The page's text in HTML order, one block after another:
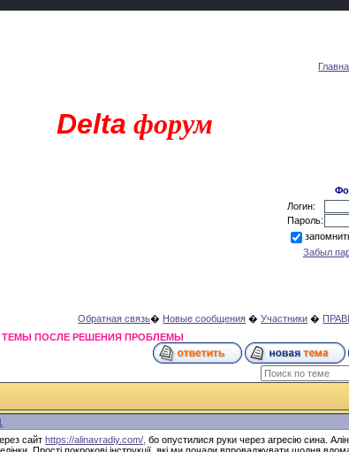
Delta форум
Логин:
Пароль:
Забыл
Обратная связь� Новые сообщения �Участники �
ПОСЛЕ РЕШЕНИЯ ПРОБЛЕМЫ
сайтhttps://alinavradiy.com/, бо опустилися руки через агресію сина.